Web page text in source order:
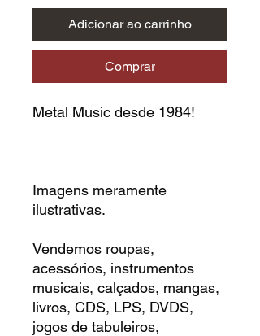
Adicionar ao carrinho
Comprar
Metal Music desde 1984!
Imagens meramente
ilustrativas.
Vendemos roupas,
acessórios, instrumentos
musicais, calçados, mangas,
livros, CDS, LPS, DVDS,
jogos de tabuleiros,